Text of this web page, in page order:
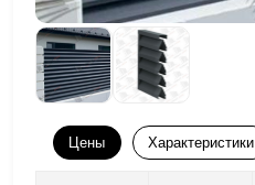
Цены Характеристики